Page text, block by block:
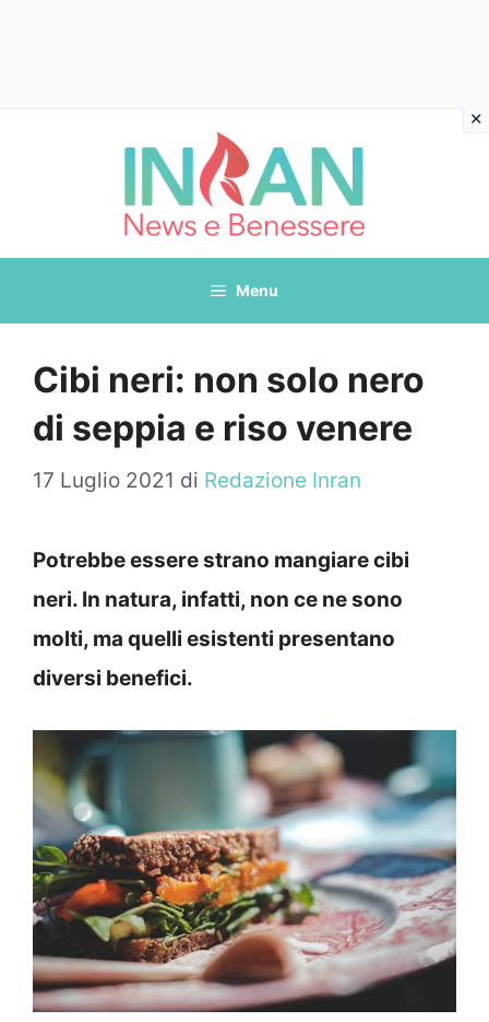
Menu
Cibi neri: non solo nero
di seppia e riso venere
17 Luglio 2021 di Redazione Inran
Potrebbe essere strano mangiare cibi
neri. In natura, infatti, non ce ne sono
molti, ma quelli esistenti presentano
diversi benefici.